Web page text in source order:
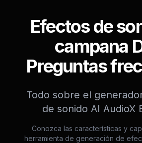
Efectos de
campana
Preguntas
Todo sobre el
de sonido AI AudioX
Conozca las características y
herramienta de generación de